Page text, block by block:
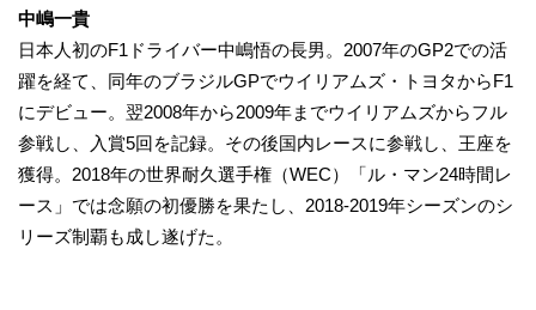
中嶋一貴
日本人初のF1ドライバー中嶋悟の長男。2007年のGP2での活
躍を経て、同年のブラジルGPでウイリアムズ・トヨタからF1
にデビュー。翌2008年から2009年までウイリアムズからフル
参戦し、入賞5回を記録。その後国内レースに参戦し、王座を
獲得。2018年の世界耐久選手権（WEC）「ル・マン24時間レ
ース」では念願の初優勝を果たし、2018-2019年シーズンのシ
リーズ制覇も成し遂げた。